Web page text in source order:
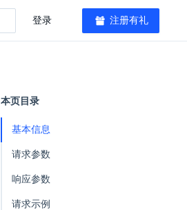
登录 注册有礼
本页目录
基本信息
请求参数
响应参数
请求示例